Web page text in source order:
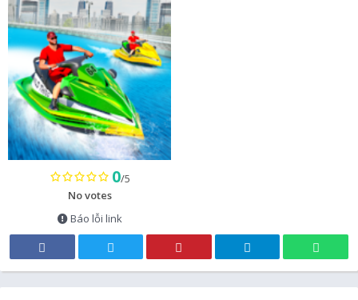
0/5
No votes
Báo lỗi link